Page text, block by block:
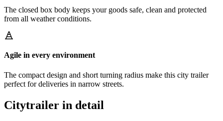
The closed box body keeps your goods safe, clean and protected
from all weather conditions.
Agile in every environment
The compact design and short turning radius make this city trailer
perfect for deliveries in narrow streets.
Citytrailer in detail